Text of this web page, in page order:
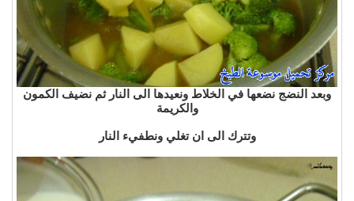
وبعد النضج نضعها في الخلاط ونعيدها الى النار ثم نضيف الكمون
والكريمة
وتترك الى ان تغلي ونطفيء النار